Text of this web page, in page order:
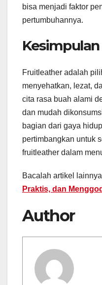
bisa menjadi faktor
pertumbuhannya.
Kesimpulan
Fruitleather adalah
menyehatkan, lezat,
cita rasa buah alami
dan mudah
bagian dari gaya
pertimbangkan untuk
fruitleather dalam
Bacalah artikel
Praktis, dan
Author